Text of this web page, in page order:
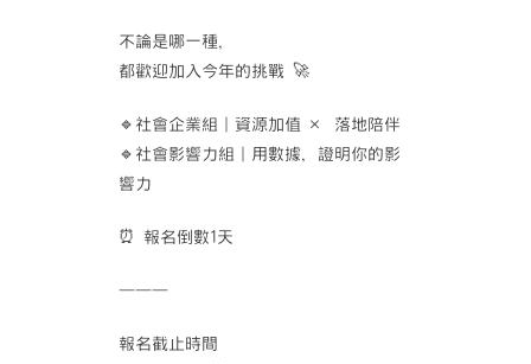
不論是哪一種，
都歡迎加入今年的挑戰 🚀
🔹社會企業組｜資源加值 × 落地陪伴
🔹社會影響力組｜用數據，證明你的影
響力
⏰ 報名倒數1天
———
報名截止時間